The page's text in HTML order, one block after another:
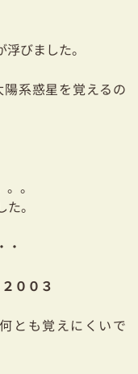
びました。
系惑星を覚えるの
。
。
・
００３
とも覚えにくいで